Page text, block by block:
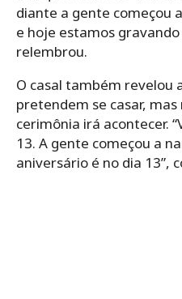
diante a gente começou
e hoje estamos gravando
relembrou.
O casal também revelou
pretendem se casar,
cerimônia irá acontecer.
13. A gente começou a
aniversário é no dia 13”,